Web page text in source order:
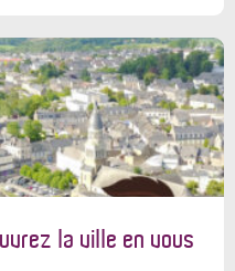
la ville en vous